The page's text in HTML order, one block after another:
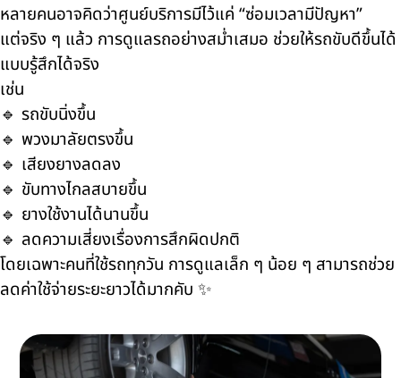
หลายคนอาจคิดว่าศูนย์บริการมีไว้แค่ “ซ่อมเวลามีปัญหา”
แต่จริง ๆ แล้ว การดูแลรถอย่างสม่ำเสมอ ช่วยให้รถขับดีขึ้นได้
แบบรู้สึกได้จริง
เช่น
🔹 รถขับนิ่งขึ้น
🔹 พวงมาลัยตรงขึ้น
🔹 เสียงยางลดลง
🔹 ขับทางไกลสบายขึ้น
🔹 ยางใช้งานได้นานขึ้น
🔹 ลดความเสี่ยงเรื่องการสึกผิดปกติ
โดยเฉพาะคนที่ใช้รถทุกวัน การดูแลเล็ก ๆ น้อย ๆ สามารถช่วย
ลดค่าใช้จ่ายระยะยาวได้มากคับ ✨